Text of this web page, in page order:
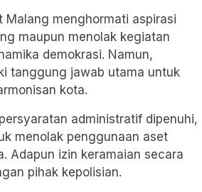
Malang menghormati aspirasi
maupun menolak kegiatan
demokrasi. Namun,
tanggung jawab utama untuk
kota.
administratif dipenuhi,
menolak penggunaan aset
Adapun izin keramaian secara
pihak kepolisian.